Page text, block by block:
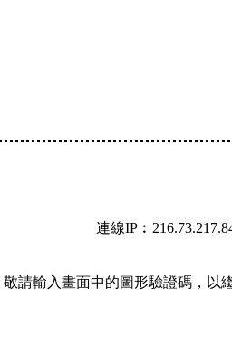
連線
請輸入畫面中的圖形驗證碼，以